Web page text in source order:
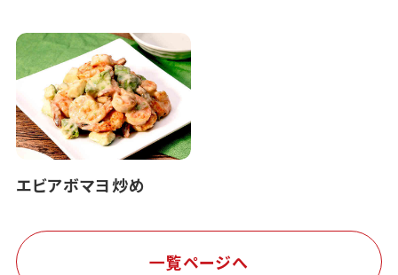
エビアボマヨ炒め
一覧ページへ